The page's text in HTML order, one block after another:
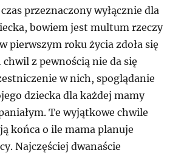
przeznaczony wyłącznie dla
bowiem jest multum rzeczy
pierwszym roku życia zdoła się
z pewnością nie da się
w nich, spoglądanie
dziecka dla każdej mamy
Te wyjątkowe chwile
końca o ile mama planuje
Najczęściej dwanaście